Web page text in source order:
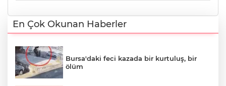
En Çok Okunan Haberler
Bursa'daki feci kazada bir kurtuluş, bir
ölüm